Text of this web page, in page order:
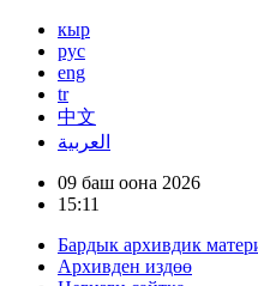
кыр
рус
eng
tr
中文
العربية
09 баш оона 2026
15:11
Бардык архивдик
Архивден издөө